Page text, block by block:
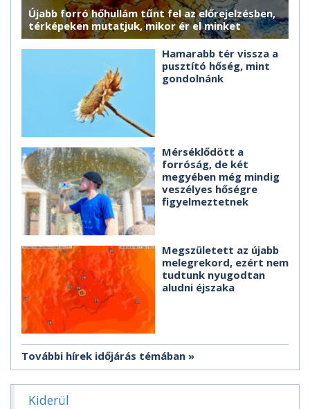
Újabb forró hőhullám tűnt fel az előrejelzésben,
térképeken mutatjuk, mikor ér el minket
Hamarabb tér vissza a
pusztító hőség, mint
gondolnánk
Mérséklődött a
forróság, de két
megyében még mindig
veszélyes hőségre
figyelmeztetnek
Megszületett az újabb
melegrekord, ezért nem
tudtunk nyugodtan
aludni éjszaka
További hírek időjárás témában
Kiderül